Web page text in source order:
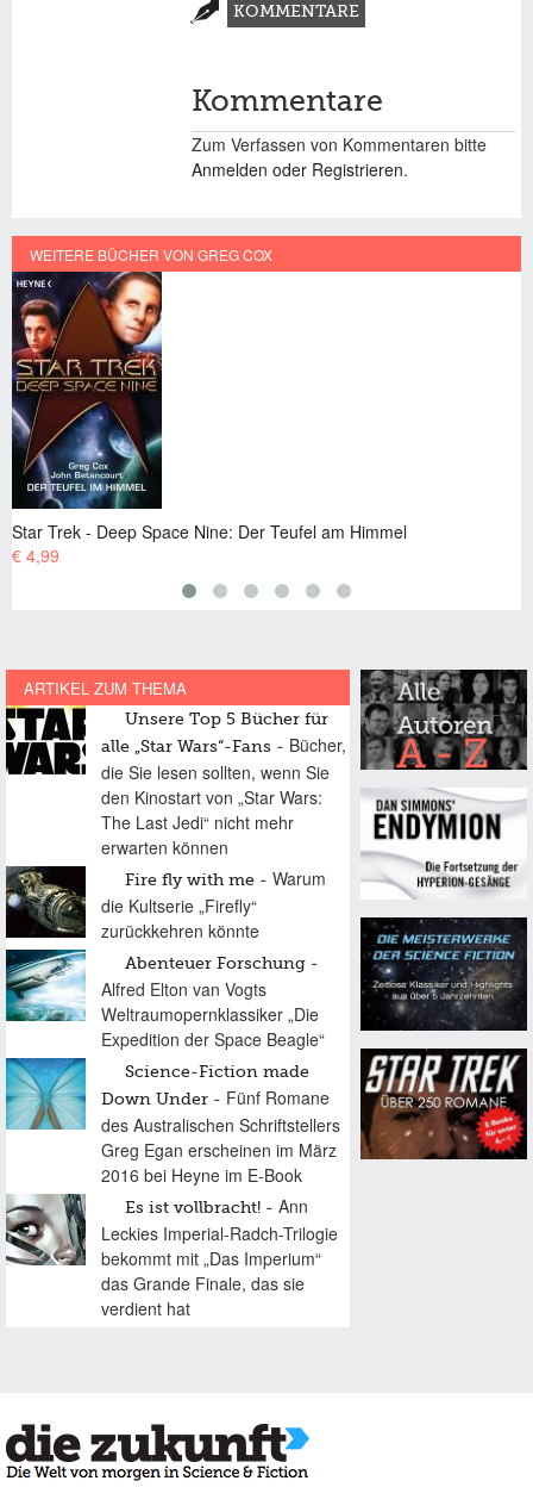
KOMMENTARE
Kommentare
Zum Verfassen von Kommentaren bitte
Anmelden oder Registrieren.
WEITERE BÜCHER VON GREG COX
- Deep Space Nine: Der Teufel am Himmel
ARTIKEL ZUM THEMA
Unsere Top 5 Bücher für
alle „Star Wars“-Fans
Bücher,
die Sie lesen sollten, wenn Sie
den Kinostart von „Star Wars:
The Last Jedi“ nicht mehr
erwarten können
Fire fly with me
Warum
die Kultserie „Firefly“
zurückkehren könnte
Abenteuer Forschung
Alfred Elton van Vogts
Weltraumopernklassiker „Die
Expedition der Space Beagle“
Science-Fiction made
Down Under
Fünf Romane
des Australischen Schriftstellers
Greg Egan erscheinen im März
2016 bei Heyne im E-Book
Es ist vollbracht!
Ann
Leckies Imperial-Radch-Trilogie
bekommt mit „Das Imperium“
das Grande Finale, das sie
verdient hat